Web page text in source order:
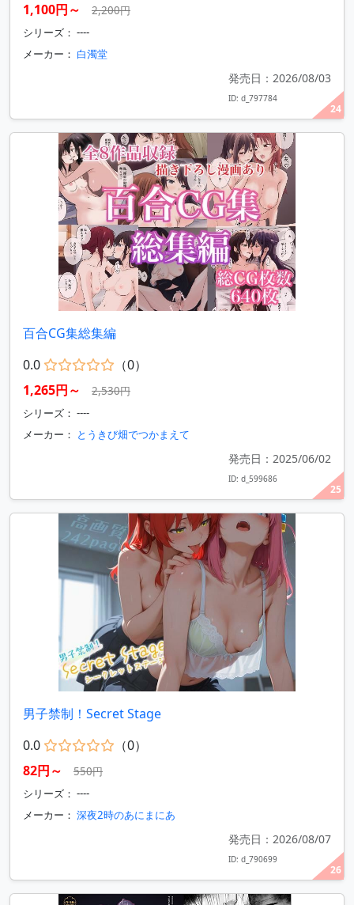
24
1,100円～
2,200円
シリーズ： ----
メーカー： 白濁堂
発売日：2026/08/03
ID: d_797784
25
百合CG集総集編
0.0
（0）
1,265円～
2,530円
シリーズ： ----
メーカー： とうきび畑でつかまえて
発売日：2025/06/02
ID: d_599686
26
男子禁制！Secret Stage
0.0
（0）
82円～
550円
シリーズ： ----
メーカー： 深夜2時のあにまにあ
発売日：2026/08/07
ID: d_790699